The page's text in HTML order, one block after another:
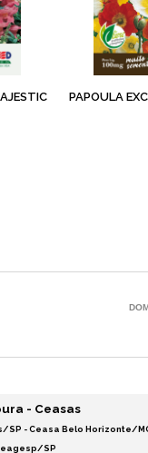
PAPOULA
- Ceasas
SP - Ceasa Belo Horizonte/
SP